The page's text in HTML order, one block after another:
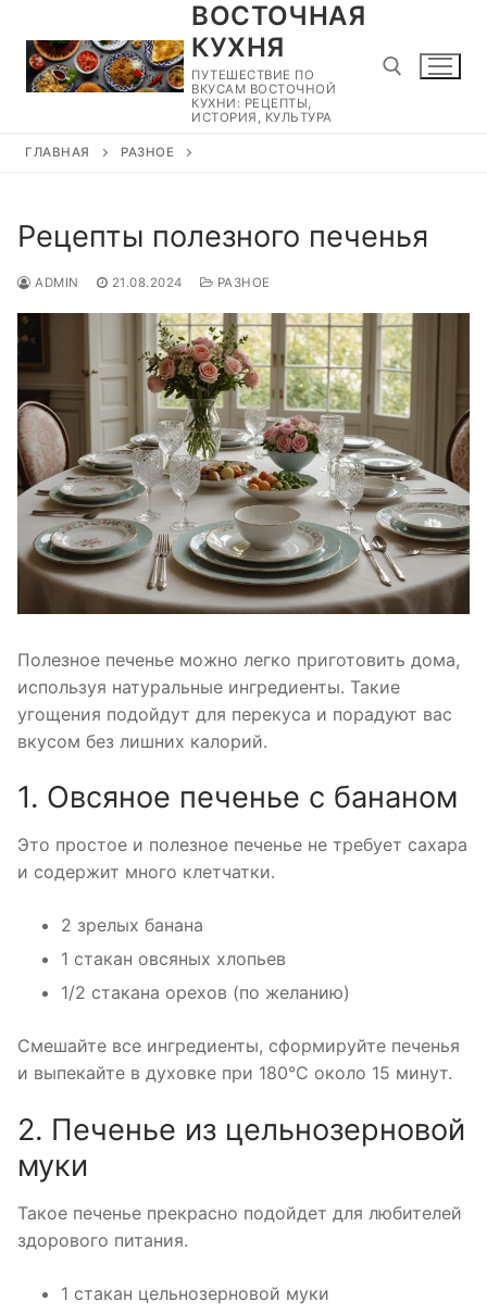
содержимому
ВОСТОЧНАЯ
КУХНЯ
ПУТЕШЕСТВИЕ ПО
ВКУСАМ ВОСТОЧНОЙ
КУХНИ: РЕЦЕПТЫ,
ИСТОРИЯ, КУЛЬТУРА
ГЛАВНАЯ РАЗНОЕ
Рецепты полезного печенья
ADMIN 21.08.2024 РАЗНОЕ
Полезное печенье можно легко приготовить дома,
используя натуральные ингредиенты. Такие
угощения подойдут для перекуса и порадуют вас
вкусом без лишних калорий.
1. Овсяное печенье с бананом
Это простое и полезное печенье не требует сахара
и содержит много клетчатки.
2 зрелых банана
1 стакан овсяных хлопьев
1/2 стакана орехов (по желанию)
Смешайте все ингредиенты, сформируйте печенья
и выпекайте в духовке при 180°C около 15 минут.
2. Печенье из цельнозерновой
муки
Такое печенье прекрасно подойдет для любителей
здорового питания.
1 стакан цельнозерновой муки